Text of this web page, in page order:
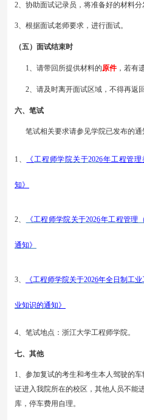
2、协助面试记录员，将准备好的材料分
3、根据面试老师要求，进行面试。
（五）面试结束时
1、请带回所提供材料的原件，若有
2、请及时离开面试区域，不得再返
六、笔试
笔试相关要求请参见学院已发布的通
1、 《工程师学院关于2026年工程管理
知》
2、 《工程师学院关于2026年工程管理（
通知》
3、 《工程师学院关于2026年全日制工业
业知识的通知》
4、笔试地点：浙江大学工程师学院。
七、其他
1、参加复试的考生和考生本人驾驶的
证进入我院所在的校区，其他人员不能
库，停车费用自理。